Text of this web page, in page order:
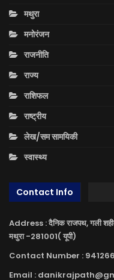
मथुरा
मनोरंजन
राजनीति
राज्य
राशिफल
राष्ट्रीय
लेख/सम सामयिकी
स्वास्थ्य
Contact Info
Address : दैनिक राजपथ, गली
मथुरा -281001( यूपी)
Contact Number :
Email :